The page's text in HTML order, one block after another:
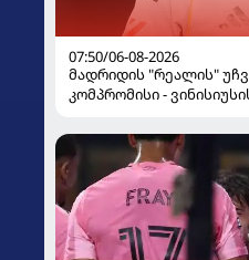
07:50/06-08-2026
მადრიდის "რეალის"
კომპრომისი -